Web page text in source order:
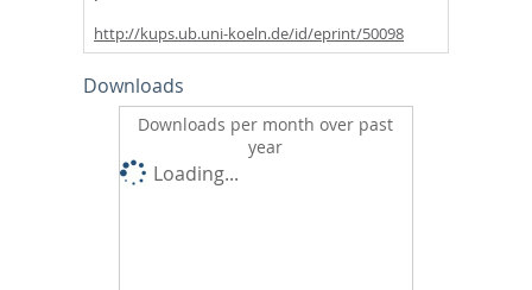
http://kups.ub.uni-koeln.de/id/eprint/50098
Downloads
Downloads per month over past
year
Loading...